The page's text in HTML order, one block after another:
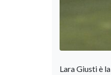
Lara Giusti è